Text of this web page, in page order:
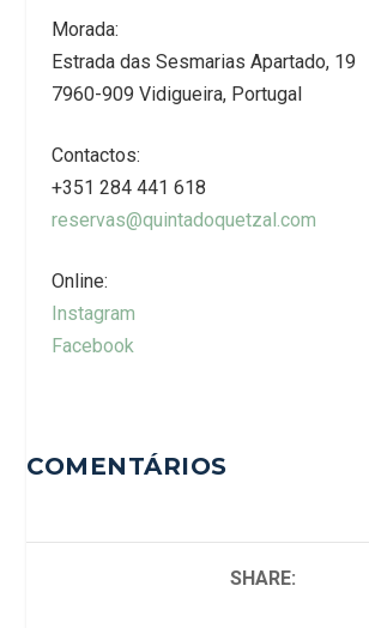
Morada:
Estrada das Sesmarias Apartado, 19
7960-909 Vidigueira, Portugal
Contactos:
+351 284 441 618
reservas@quintadoquetzal.com
Online:
Instagram
Facebook
COMENTÁRIOS
SHARE: